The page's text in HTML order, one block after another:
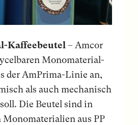
Kaffeebeutel – Amcor
Monomaterial-
der AmPrima-Linie an,
als auch mechanisch
Die Beutel sind in
Monomaterialien aus PP